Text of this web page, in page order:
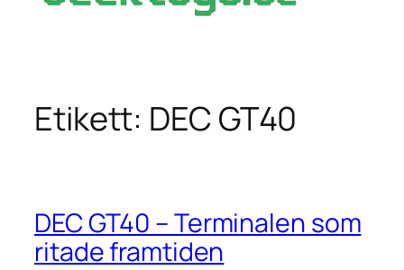
Etikett: DEC GT40
DEC GT40 – Terminalen som
ritade framtiden